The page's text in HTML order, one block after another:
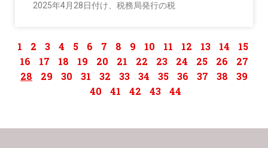
2025年4月28日付け、税務局発行の税
1 2 3 4 5 6 7 8 9 10 11 12 13 14
15
16
17 18 19 20 21 22 23 24 25 26
27
28
29 30 31 32 33 34 35 36 37 38
39
40
41 42 43 44